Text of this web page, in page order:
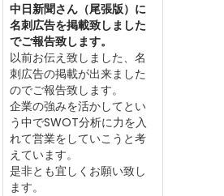
中日新聞さん（尾張版）に
名刺広告を掲載致しました
でご報告致します。
以前お伝え致しました、名
刺広告の掲載が出来ました
のでご報告致します。
企業の強みを活かしてとい
う中でSWOT分析に力を入
れて営業をしていこうと考
えています。
是非とも宜しくお願い致し
ます。